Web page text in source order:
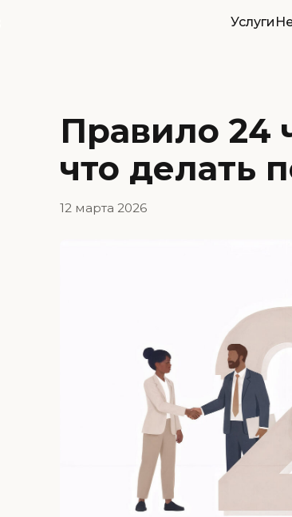
Услуги
Правило 24
что делать
12 марта 2026